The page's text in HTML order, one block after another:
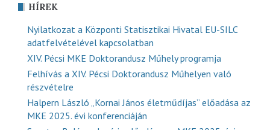
HÍREK
Nyilatkozat a Központi Statisztikai Hivatal EU-SILC
adatfelvételével kapcsolatban
XIV. Pécsi MKE Doktorandusz Műhely programja
Felhívás a XIV. Pécsi Doktorandusz Műhelyen való
részvételre
Halpern László „Kornai János életműdíjas” előadása az
MKE 2025. évi konferenciáján